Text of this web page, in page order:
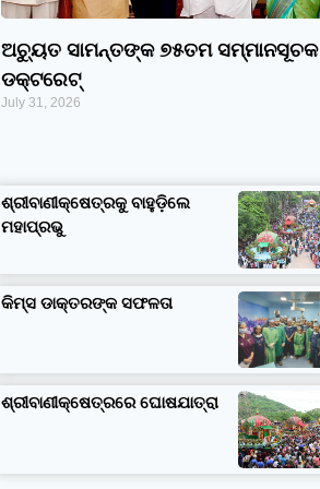
ଅଚ୍ୟୁତ ସାମନ୍ତଙ୍କ ୭୫ତମ ସମ୍ମାନସୂଚକ
ଡକ୍ଟରେଟ୍‌
July 31, 2026
ଶ୍ରୀବାଣୀକ୍ଷେତ୍ରକୁ ବାହୁଡ଼ିଲେ
ମହାପ୍ରଭୁ
କିମ୍‍ସ ଡାକ୍ତରଙ୍କ ସଫଳତା
ଶ୍ରୀବାଣୀକ୍ଷେତ୍ରରେ ଘୋଷଯାତ୍ରା